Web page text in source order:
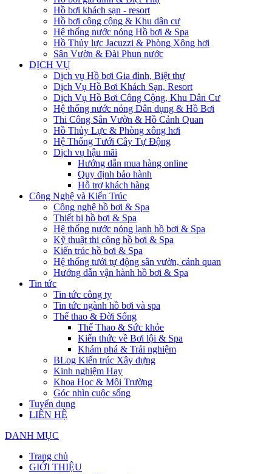
Hồ bơi khách sạn - resort
Hồ bơi công cộng & Khu dân cư
Hệ thống nước nóng Hồ bơi & Spa
Hồ Thủy lực Jacuzzi & Phòng Xông hơi
Sân Vườn & Đài Phun nước
DỊCH VỤ
Dịch vụ Hồ bơi Gia đình, Biệt thự
Dịch Vụ Hồ Bơi Khách Sạn, Resort
Dịch Vụ Hồ Bơi Công Cộng, Khu Dân Cư
Hệ thống nước nóng Dân dụng & Hồ Bơi
Thi Công Sân Vườn & Hồ Cảnh Quan
Hồ Thủy Lực & Phòng xông hơi
Hệ Thống Tưới Cây Tự Động
Dịch vụ hậu mãi
Hướng dẫn mua hàng online
Quy định bảo hành
Hỗ trợ khách hàng
Công Nghệ và Kiến Trúc
Công nghệ hồ bơi & Spa
Thiết bị hồ bơi & Spa
Hệ thống nước nóng lạnh hồ bơi & Spa
Kỹ thuật thi công hồ bơi & Spa
Kiến trúc hồ bơi & Spa
Hệ thống tưới tự động sân vườn, cảnh quan
Hướng dẫn vận hành hồ bơi & Spa
Tin tức
Tin tức công ty
Tin tức ngành hồ bơi và spa
Thể thao & Đời Sống
Thể Thao & Sức khỏe
Kiến thức về Bơi lội & Spa
Khám phá & Trải nghiệm
BLog Kiến trúc Xây dựng
Kinh nghiệm Hay
Khoa Học & Môi Trường
Góc nhìn cuộc sống
Tuyển dụng
LIÊN HỆ
DANH MỤC
Trang chủ
GIỚI THIỆU